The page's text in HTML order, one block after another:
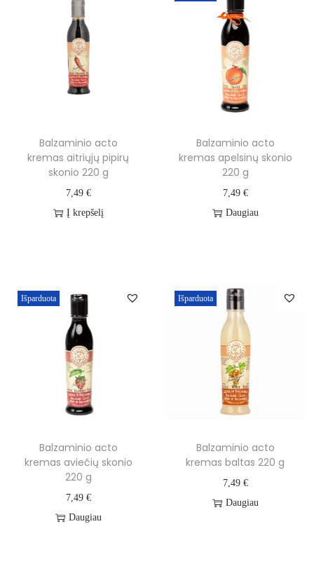
Balzaminio acto
kremas aitriųjų pipirų
skonio 220 g
7,49 €
Į krepšelį
Balzaminio acto
kremas apelsinų skonio
220 g
7,49 €
Daugiau
Išparduota
Balzaminio acto
kremas aviečių skonio
220 g
7,49 €
Daugiau
Išparduota
Balzaminio acto
kremas baltas 220 g
7,49 €
Daugiau